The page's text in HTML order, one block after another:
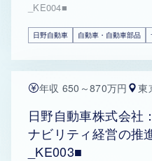
_KE004■
日野自動車 自動車・自動車部品
年収 650～870万円 東
日野自動車株式会社
ナビリティ経営の推
_KE003■